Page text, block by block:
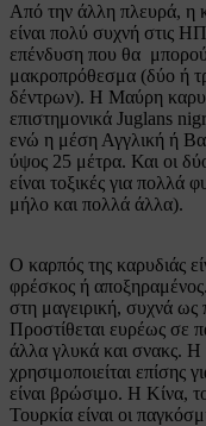
Από την άλλη πλευρά, η
είναι πολύ συχνή στις
επένδυση που θα
μακροπρόθεσμα (δύο ή
δέντρων). Η Μαύρη
επιστημονικά Juglans
ενώ η μέση Αγγλική ή
ύψος 25 μέτρα. Και οι
είναι τοξικές για πολλά
μήλο και πολλά άλλα).
Ο καρπός της καρυδιάς
φρέσκος ή
στη μαγειρική, συχνά
Προστίθεται ευρέως σε
άλλα γλυκά και σνακς. Η
χρησιμοποιείται επίσης
είναι βρώσιμο. Η Κίνα,
Τουρκία είναι οι